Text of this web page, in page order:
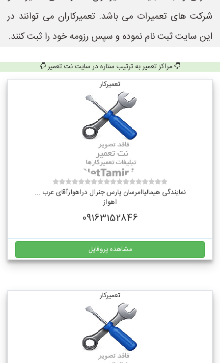
شرکت های تعمیرات می باشد. تعمیرکاران می توانند در
این سایت ثبت نام نموده و سپس رزومه خود را ثبت کنند.
مراکز تعمیر به ترتیب ستاره در سایت نت تعمیر
تعمیرکار
نمایندگی هیمالیاامرسان پارس جنرال دراهوازآقای عرب ...
اهواز
09163152846
مشاهده پروفایل
تعمیرکار